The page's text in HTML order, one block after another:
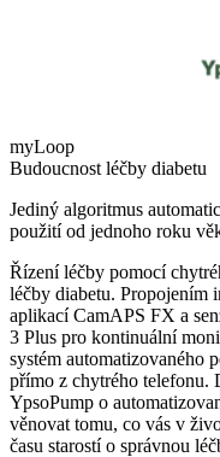
myLoop
Budoucnost léčby diabetu
Jediný algoritmus
použití od jednoho roku
Řízení léčby pomocí
léčby diabetu. Propojením
aplikací CamAPS FX a
3 Plus pro kontinuální
systém automatizovaného
přímo z chytrého telefonu.
YpsoPump o
věnovat tomu, co vás v
času starostí o správnou